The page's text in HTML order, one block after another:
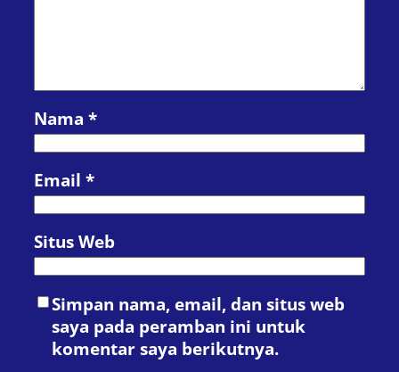
Nama *
Email *
Situs Web
Simpan nama, email, dan situs web
saya pada peramban ini untuk
komentar saya berikutnya.